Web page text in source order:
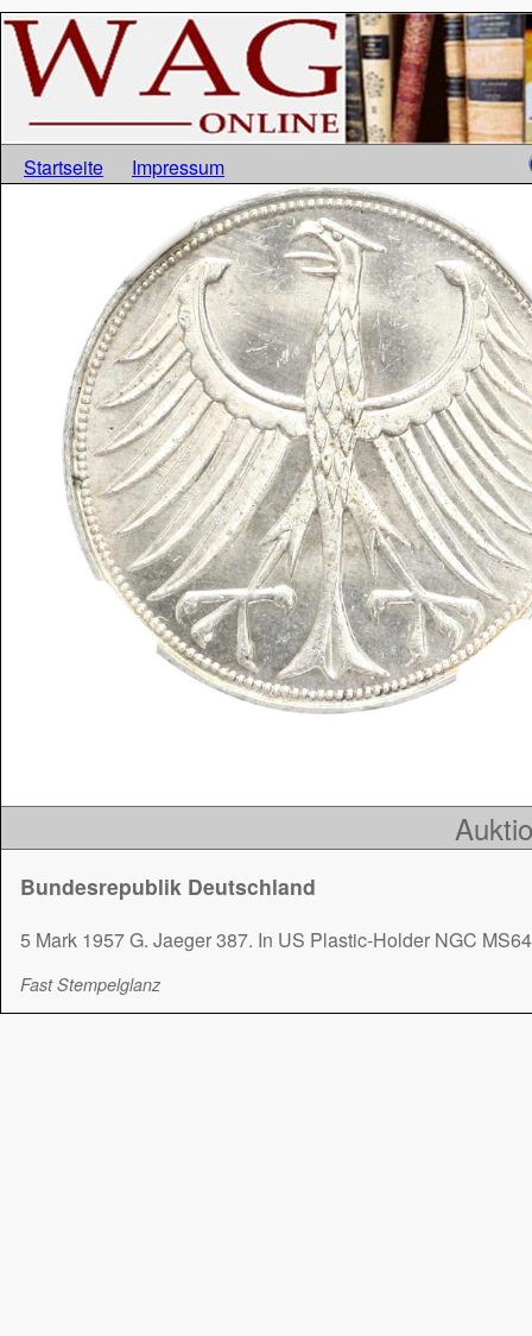
Startseite Impressum
Bundesrepublik Deutschland
5 Mark 1957 G. Jaeger 387. In US Plastic-Holder NGC
Fast Stempelglanz